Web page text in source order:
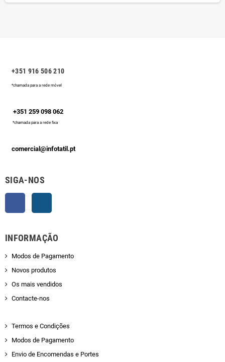
+351 916 506 210
*chamada para a rede móvel
+351 259 098 062
*chamada para a rede fixa
comercial@infotatil.pt
SIGA-NOS
Facebook
INFORMAÇÃO
Modos de Pagamento
Novos produtos
Os mais vendidos
Contacte-nos
Termos e Condições
Modos de Pagamento
Envio de Encomendas e Portes